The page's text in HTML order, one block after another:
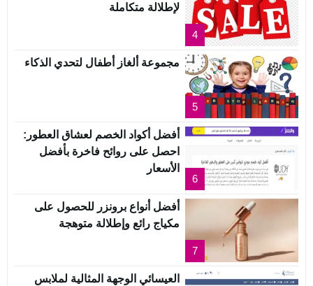
4
لإطلالة متكاملة
5
مجموعة ألغاز أطفال لتحدي الذكاء
6
أفضل أكواد الخصم لعشاق العطور:
احصل على روائح فاخرة بأفضل
الأسعار
7
أفضل أنواع برونزر للحصول على
مكياج رائع وإطلالة متوهجة
العيسائي الوجهة المثالية لملابس